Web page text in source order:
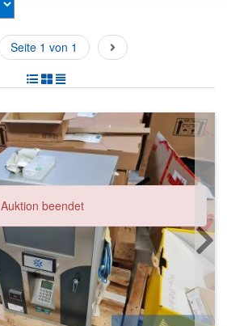
Seite 1 von 1
Auktion beendet